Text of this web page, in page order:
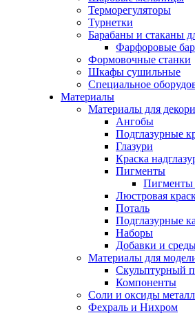
Терморегуляторы
Турнетки
Барабаны и стаканы
Фарфоровые
Формовочные станки
Шкафы сушильные
Специальное
Материалы
Материалы для
Ангобы
Подглазурные
Глазури
Краска
Пигменты
Пигменты
Люстровая
Поталь
Подглазурные
Наборы
Добавки и
Материалы для
Скульптурный
Компоненты
Соли и оксиды
Фехраль и Нихром